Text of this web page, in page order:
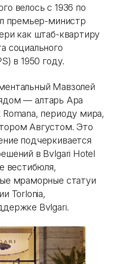
велось с 1936 по
премьер-министр
как штаб-квартиру
социального
в 1950 году.
Мавзолей
— алтарь Ара
периоду мира,
Августом. Это
подчеркивается
в Bvlgari Hotel
вестибюля,
мраморные статуи
Torlonia,
Bvlgari.